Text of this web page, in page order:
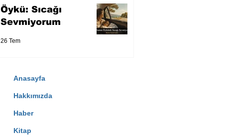
Öykü: Sıcağı
Sevmiyorum
26 Tem
Anasayfa
Hakkımızda
Haber
Kitap